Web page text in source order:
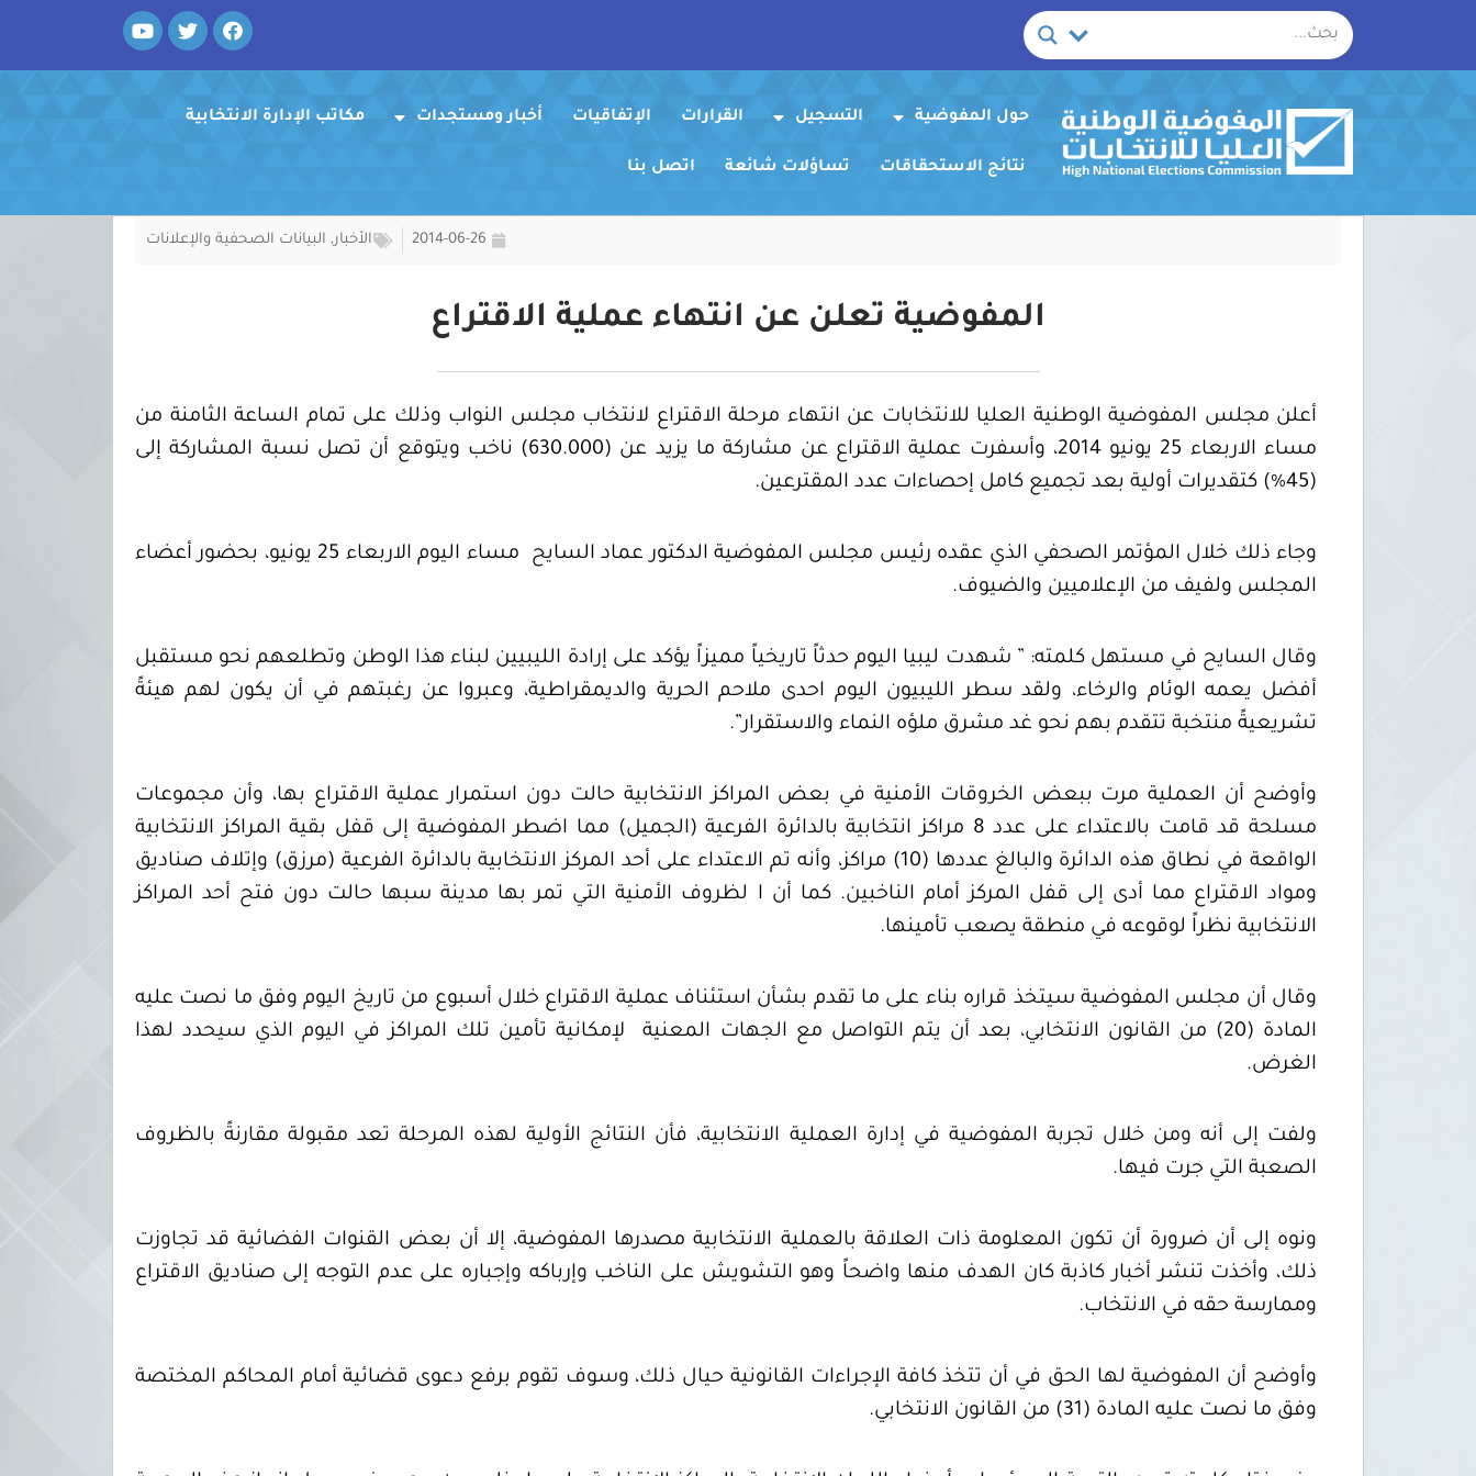
F
a
o
T
w
e
Y
o
حول المفوضية التسجيل القرارات الإتفاقيات أخبار ومستجدات مكاتب الإدارة الانتخابية
نتائج الاستحقاقات تساؤلات شائعة اتصل بنا
2014-06-26 الأخبار, البيانات الصحفية والإعلانات
المفوضية تعلن عن انتهاء عملية الاقتراع
أعلن مجلس المفوضية الوطنية العليا للانتخابات عن انتهاء مرحلة الاقتراع لانتخاب مجلس النواب وذلك على تمام الساعة الثامنة من
مساء الاربعاء 25 يونيو 2014، وأسفرت عملية الاقتراع عن مشاركة ما يزيد عن (630.000) ناخب ويتوقع أن تصل نسبة المشاركة إلى
(45%) كتقديرات أولية بعد تجميع كامل إحصاءات عدد المقترعين.
وجاء ذلك خلال المؤتمر الصحفي الذي عقده رئيس مجلس المفوضية الدكتور عماد السايح مساء اليوم الاربعاء 25 يونيو، بحضور أعضاء
المجلس ولفيف من الإعلاميين والضيوف.
وقال السايح في مستهل كلمته: ” شهدت ليبيا اليوم حدثاً تاريخياً مميزاً يؤكد على إرادة الليبيين لبناء هذا الوطن وتطلعهم نحو مستقبل
أفضل يعمه الوئام والرخاء، ولقد سطر الليبيون اليوم احدى ملاحم الحرية والديمقراطية، وعبروا عن رغبتهم في أن يكون لهم هيئةً
تشريعيةً منتخبة تتقدم بهم نحو غد مشرق ملؤه النماء والاستقرار”.
وأوضح أن العملية مرت ببعض الخروقات الأمنية في بعض المراكز الانتخابية حالت دون استمرار عملية الاقتراع بها، وأن مجموعات
مسلحة قد قامت بالاعتداء على عدد 8 مراكز انتخابية بالدائرة الفرعية (الجميل) مما اضطر المفوضية إلى قفل بقية المراكز الانتخابية
الواقعة في نطاق هذه الدائرة والبالغ عددها (10) مراكز، وأنه تم الاعتداء على أحد المركز الانتخابية بالدائرة الفرعية (مرزق) وإتلاف صناديق
ومواد الاقتراع مما أدى إلى قفل المركز أمام الناخبين. كما أن ا لظروف الأمنية التي تمر بها مدينة سبها حالت دون فتح أحد المراكز
الانتخابية نظراً لوقوعه في منطقة يصعب تأمينها.
وقال أن مجلس المفوضية سيتخذ قراره بناء على ما تقدم بشأن استئناف عملية الاقتراع خلال أسبوع من تاريخ اليوم وفق ما نصت عليه
المادة (20) من القانون الانتخابي، بعد أن يتم التواصل مع الجهات المعنية لإمكانية تأمين تلك المراكز في اليوم الذي سيحدد لهذا
الغرض.
ولفت إلى أنه ومن خلال تجربة المفوضية في إدارة العملية الانتخابية، فأن النتائج الأولية لهذه المرحلة تعد مقبولة مقارنةً بالظروف
الصعبة التي جرت فيها.
ونوه إلى أن ضرورة أن تكون المعلومة ذات العلاقة بالعملية الانتخابية مصدرها المفوضية، إلا أن بعض القنوات الفضائية قد تجاوزت
ذلك، وأخذت تنشر أخبار كاذبة كان الهدف منها واضحاً وهو التشويش على الناخب وإرباكه وإجباره على عدم التوجه إلى صناديق الاقتراع
وممارسة حقه في الانتخاب.
وأوضح أن المفوضية لها الحق في أن تتخذ كافة الإجراءات القانونية حيال ذلك، وسوف تقوم برفع دعوى قضائية أمام المحاكم المختصة
وفق ما نصت عليه المادة (31) من القانون الانتخابي.